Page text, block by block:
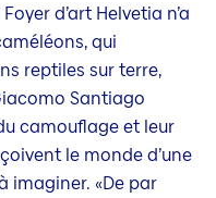
d’art Helvetia n’a
qui
reptiles sur terre,
Santiago
camouflage et leur
le monde d’une
imaginer. «De par